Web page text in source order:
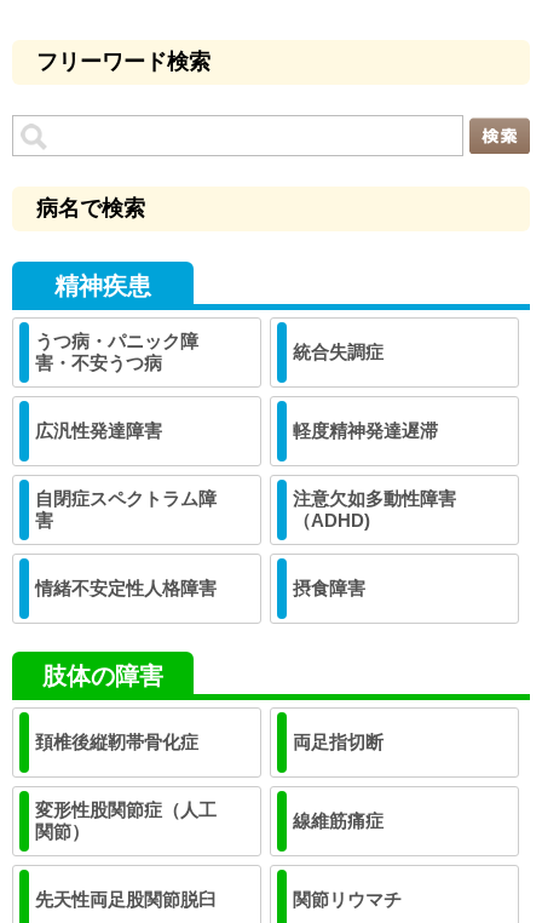
フリーワード検索
病名で検索
精神疾患
うつ病・パニック障
害・不安うつ病
統合失調症
広汎性発達障害 軽度精神発達遅滞
自閉症スペクトラム障
害
注意欠如多動性障害
（ADHD)
情緒不安定性人格障害 摂食障害
肢体の障害
頚椎後縦靭帯骨化症 両足指切断
変形性股関節症（人工
関節）
線維筋痛症
先天性両足股関節脱臼 関節リウマチ